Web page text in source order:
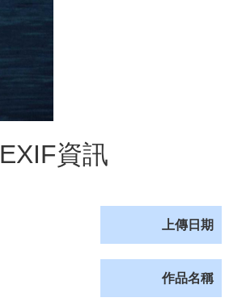
EXIF資訊
上傳日期
作品名稱